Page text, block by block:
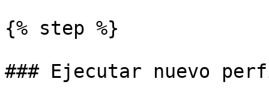
{% step %}
### Ejecutar nuevo